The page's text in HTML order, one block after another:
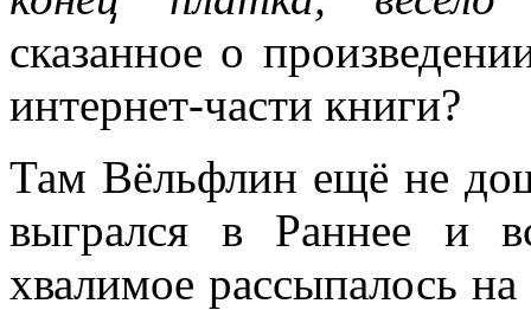
сказанное о
интернет-части книги?
Там Вёльфлин ещё не
выгрался в Раннее и
хвалимое рассыпалось